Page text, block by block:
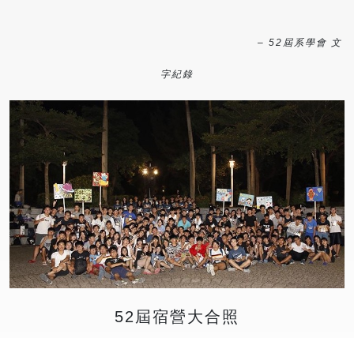
– 52屆系學會 文
字紀錄
52屆宿營大合照